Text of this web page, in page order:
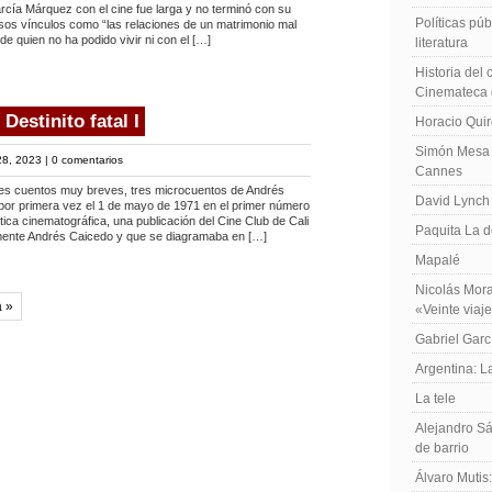
Márquez con el cine fue larga y no terminó con su
vínculos como “las relaciones de un matrimonio mal
quien no ha podido vivir ni con el […]
Destinito fatal I
2023 | 0 comentarios
cuentos muy breves, tres microcuentos de Andrés
primera vez el 1 de mayo de 1971 en el primer número
cinematográfica, una publicación del Cine Club de Cali
Andrés Caicedo y que se diagramaba en […]
»
Políticas
literatura
Historia del
Cinemateca
Horacio
Simón
Cannes
David
Paquita La
Mapalé
Nicolás
«Veinte
Gabriel
Argentina:
La tele
Alejandro
de barrio
Álvaro